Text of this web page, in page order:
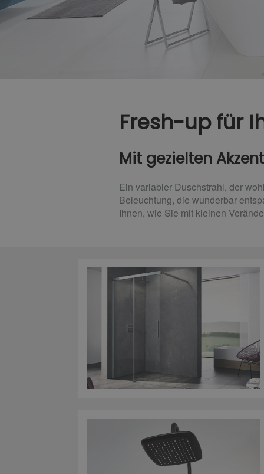
Fresh-up für
Mit gezielten
Ein variabler Duschstrahl, der
Beleuchtung, die wunderbar
Ihnen, wie Sie mit kleinen